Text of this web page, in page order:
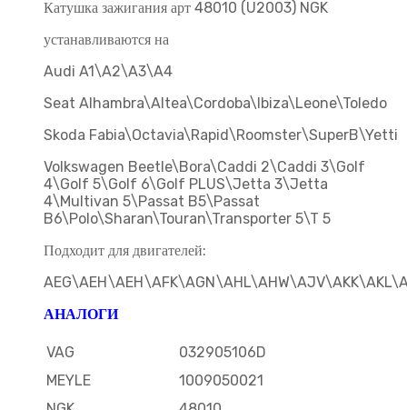
Катушка зажигания арт 48010 (U2003) NGK
устанавливаются на
Audi A1\A2\A3\A4
Seat Alhambra\Altea\Cordoba\Ibiza\Leone\Toledo
Skoda Fabia\Octavia\Rapid\Roomster\SuperB\Yetti
Volkswagen Beetle\Bora\Caddi 2\Caddi 3\Golf
4\Golf 5\Golf 6\Golf PLUS\Jetta 3\Jetta
4\Multivan 5\Passat B5\Passat
B6\Polo\Sharan\Touran\Transporter 5\T 5
Подходит для двигателей:
АНАЛОГИ
VAG
032905106D
MEYLE
1009050021